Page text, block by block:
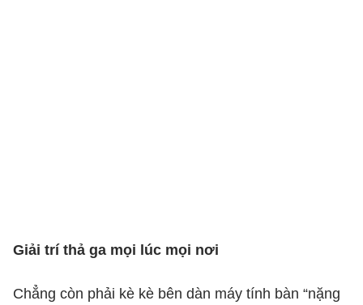
Giải trí thả ga mọi lúc mọi nơi
Chẳng còn phải kè kè bên dàn máy tính bàn “nặng